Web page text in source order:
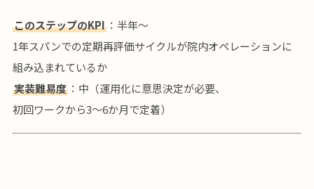
このステップのKPI ：半年〜
1年スパンでの定期再評価サイクルが院内オペレーションに
組み込まれているか
実装難易度 ：中（運用化に意思決定が必要、
初回ワークから3〜6か月で定着）